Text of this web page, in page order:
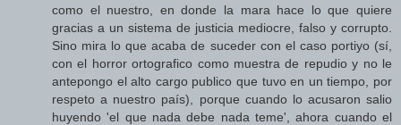
como el nuestro, en donde la mara hace lo que quiere
gracias a un sistema de justicia mediocre, falso y corrupto.
Sino mira lo que acaba de suceder con el caso portiyo (sí,
con el horror ortografico como muestra de repudio y no le
antepongo el alto cargo publico que tuvo en un tiempo, por
respeto a nuestro país), porque cuando lo acusaron salio
huyendo 'el que nada debe nada teme', ahora cuando el